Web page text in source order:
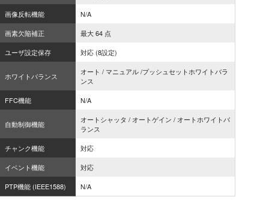
画像反転機能
N/A
画素欠陥補正
最大 64 点
ユーザ設定保存
対応 (8設定)
ホワイトバランス
オート / マニュアル /プッシュセットホワイトバラ
ンス
FFC機能
N/A
自動制御機能
オートシャッタ / オートゲイン / オートホワイトバ
ランス
チャンク機能
対応
イベント機能
対応
PTP機能 (IEEE1588)
N/A